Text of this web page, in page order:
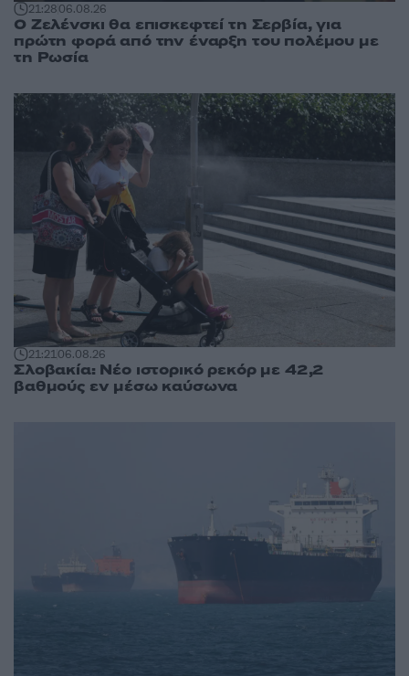
21:2806.08.26
Ο Ζελένσκι θα επισκεφτεί τη Σερβία, για
πρώτη φορά από την έναρξη του πολέμου με
τη Ρωσία
21:2106.08.26
Σλοβακία: Νέο ιστορικό ρεκόρ με 42,2
βαθμούς εν μέσω καύσωνα